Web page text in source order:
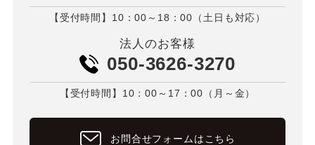
【受付時間】10：00～18：00（土日も対応）
法人のお客様
050-3626-3270
【受付時間】10：00～17：00（月～金）
お問合せフォームはこちら